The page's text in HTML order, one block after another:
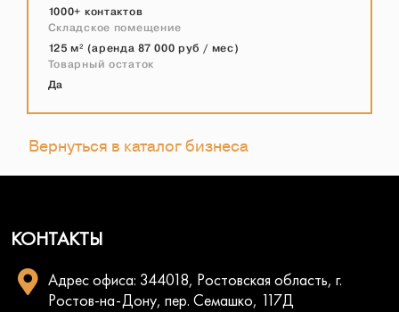
1000+ контактов
Складское помещение
125 м² (аренда 87 000 руб / мес)
Товарный остаток
Да
Вернуться в каталог бизнеса
КОНТАКТЫ
Адрес офиса: 344018, Ростовская область, г.
Ростов-на-Дону, пер. Семашко, 117Д